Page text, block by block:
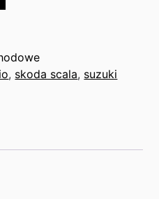
, skoda scala, suzuki